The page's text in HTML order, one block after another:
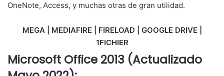
OneNote, Access, y muchas otras de gran utilidad.
MEGA | MEDIAFIRE | FIRELOAD | GOOGLE DRIVE |
1FICHIER
Microsoft Office 2013 (Actualizado